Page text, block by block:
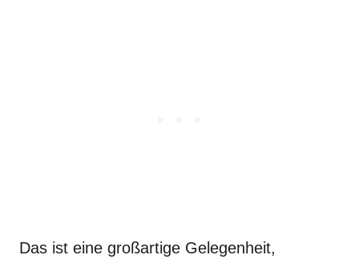
Das ist eine großartige Gelegenheit,